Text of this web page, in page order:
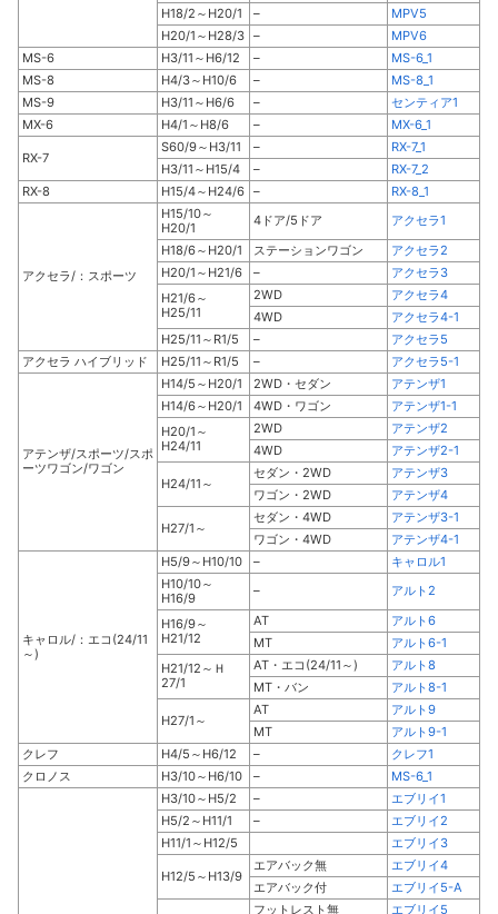
H18/2～H20/1
–
MPV5
H20/1～H28/3 –
MPV6
MS-6
H3/11～H6/12 –
MS-6_1
MS-8
H4/3～H10/6 –
MS-8_1
MS-9
H3/11～H6/6 –
センティア1
MX-6
H4/1～H8/6 – MX-6_1
RX-7
S60/9～H3/11 –
RX-7_1
H3/11～H15/4
–
RX-7_2
RX-8
H15/4～H24/6 – RX-8_1
アクセラ/：スポーツ
H15/10～
H20/1
4ドア/5ドア
アクセラ1
H18/6～H20/1
ステーションワゴン
アクセラ2
H20/1～H21/6
–
アクセラ3
H21/6～
H25/11
2WD
アクセラ4
4WD
アクセラ4-1
H25/11～R1/5
–
アクセラ5
アクセラ ハイブリッド
H25/11～R1/5 – アクセラ5-1
アテンザ/スポーツ/スポ
ーツワゴン/ワゴン
H14/5～H20/1 2WD・セダン
アテンザ1
H14/6～H20/1
4WD・ワゴン
アテンザ1-1
H20/1～
H24/11
2WD
アテンザ2
4WD
アテンザ2-1
H24/11～
セダン・2WD
アテンザ3
ワゴン・2WD
アテンザ4
H27/1～
セダン・4WD
アテンザ3-1
ワゴン・4WD
アテンザ4-1
キャロル/：エコ(24/11
～)
H5/9～H10/10 –
キャロル1
H10/10～
H16/9
– アルト2
H16/9～
H21/12
AT
アルト6
MT
アルト6-1
H21/12～Ｈ
27/1
AT・エコ(24/11～)
アルト8
MT・バン
アルト8-1
H27/1～
AT
アルト9
MT
アルト9-1
クレフ
H4/5～H6/12 –
クレフ1
クロノス
H3/10～H6/10 – MS-6_1
H3/10～H5/2 –
エブリイ1
H5/2～H11/1
–
エブリイ2
H11/1～H12/5
エブリイ3
H12/5～H13/9
エアバック無
エブリイ4
エアバック付
エブリイ5-A
フットレスト無
エブリイ5